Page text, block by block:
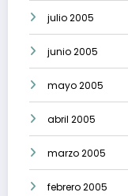
julio 2005
junio 2005
mayo 2005
abril 2005
marzo 2005
febrero 2005